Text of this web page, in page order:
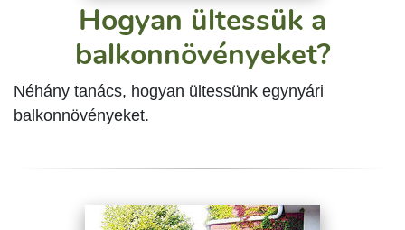
Hogyan ültessük a
balkonnövényeket?
Néhány tanács, hogyan ültessünk egynyári
balkonnövényeket.